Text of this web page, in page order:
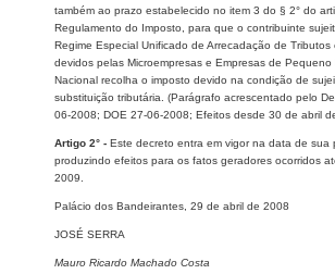
também ao prazo estabelecido no item 3 do § 2° do
Regulamento do Imposto, para que o contribuinte
Regime Especial Unificado de Arrecadação de Tributos
devidos pelas Microempresas e Empresas de Pequeno
Nacional recolha o imposto devido na condição de
substituição tributária. (Parágrafo acrescentado pelo
06-2008; DOE 27-06-2008; Efeitos desde 30 de abril
Artigo 2° - Este decreto entra em vigor na data de sua
produzindo efeitos para os fatos geradores ocorridos
2009.
Palácio dos Bandeirantes, 29 de abril de 2008
JOSÉ SERRA
Mauro Ricardo Machado Costa